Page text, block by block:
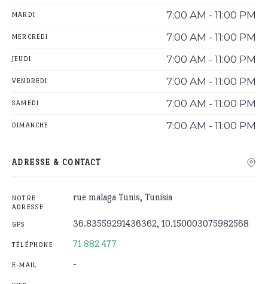
MARDI 7:00 AM - 11:00 PM
MERCREDI 7:00 AM - 11:00 PM
JEUDI 7:00 AM - 11:00 PM
VENDREDI 7:00 AM - 11:00 PM
SAMEDI 7:00 AM - 11:00 PM
DIMANCHE 7:00 AM - 11:00 PM
ADRESSE & CONTACT
NOTRE
ADRESSE
rue malaga Tunis, Tunisia
GPS 36.83559291436362, 10.150003075982568
TÉLÉPHONE 71 882 477
E-MAIL -